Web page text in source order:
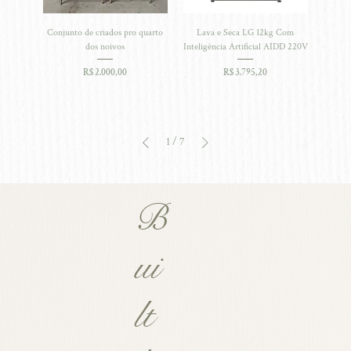
Conjunto de criados pro quarto
dos noivos
Preço
R$ 2.000,00
Lava e Seca LG 12kg Com
Inteligência Artificial AIDD 220V
Preço
R$ 3.795,20
1 / 7
B
ui
lt